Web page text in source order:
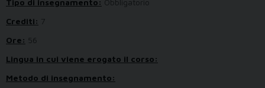
Crediti: 7
Ore: 56
Lingua in cui viene erogato il corso:
Metodo di insegnamento: